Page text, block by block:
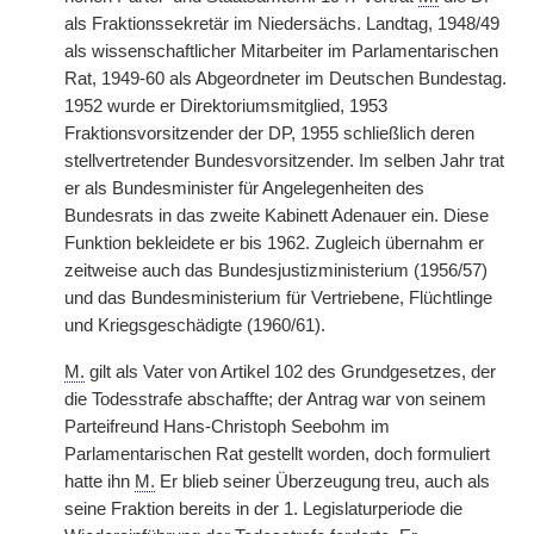
als Fraktionssekretär im Niedersächs. Landtag, 1948/49
als wissenschaftlicher Mitarbeiter im Parlamentarischen
Rat, 1949-60 als Abgeordneter im Deutschen Bundestag.
1952 wurde er Direktoriumsmitglied, 1953
Fraktionsvorsitzender der DP, 1955 schließlich deren
stellvertretender Bundesvorsitzender. Im selben Jahr trat
er als Bundesminister für Angelegenheiten des
Bundesrats in das zweite Kabinett Adenauer ein. Diese
Funktion bekleidete er bis 1962. Zugleich übernahm er
zeitweise auch das Bundesjustizministerium (1956/57)
und das Bundesministerium für Vertriebene, Flüchtlinge
und Kriegsgeschädigte (1960/61).
M. gilt als Vater von Artikel 102 des Grundgesetzes, der
die Todesstrafe abschaffte; der Antrag war von seinem
Parteifreund Hans-Christoph Seebohm im
Parlamentarischen Rat gestellt worden, doch formuliert
hatte ihn M. Er blieb seiner Überzeugung treu, auch als
seine Fraktion bereits in der 1. Legislaturperiode die